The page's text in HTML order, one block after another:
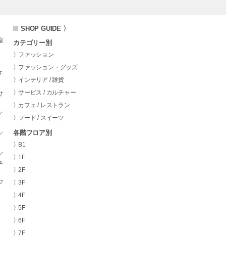
SHOP GUIDE 〉
カテゴリー別
ファッション
ファッション・グッズ
インテリア / 雑貨
サービス / カルチャー
カフェ / レストラン
フード / スイーツ
各階フロア別
B1
1F
2F
3F
4F
5F
6F
7F